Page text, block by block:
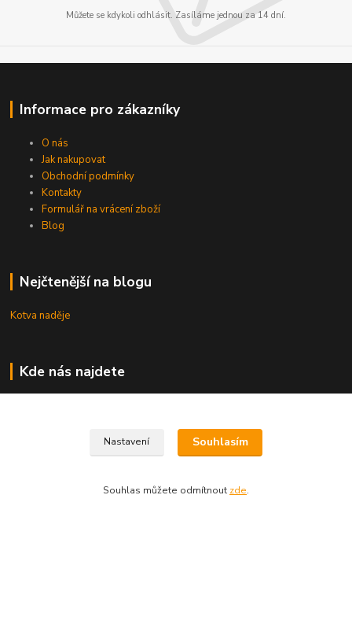
Můžete se kdykoli odhlásit. Zasíláme jednou za 14 dní.
Informace pro zákazníky
O nás
Jak nakupovat
Obchodní podmínky
Kontakty
Formulář na vrácení zboží
Blog
Nejčtenější na blogu
Kotva naděje
Kde nás najdete
KNIHKUPECTVÍ:
České Budějovice, U Černé věže 71/4
Nastavení Souhlasím
Souhlas můžete odmítnout zde.